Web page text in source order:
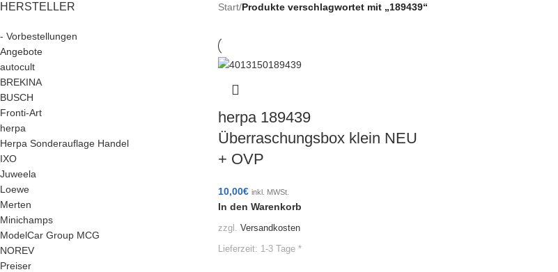
HERSTELLER
- Vorbestellungen
Angebote
autocult
BREKINA
BUSCH
Fronti-Art
herpa
Herpa Sonderauflage Handel
IXO
Juweela
Loewe
Merten
Minichamps
ModelCar Group MCG
NOREV
Preiser
Start/Produkte verschlagwortet mit „189439“
herpa 189439
Überraschungsbox klein NEU
+ OVP
10,00€ inkl. MWSt.
In den Warenkorb
zzgl. Versandkosten
Lieferzeit: 1-3 Tage *